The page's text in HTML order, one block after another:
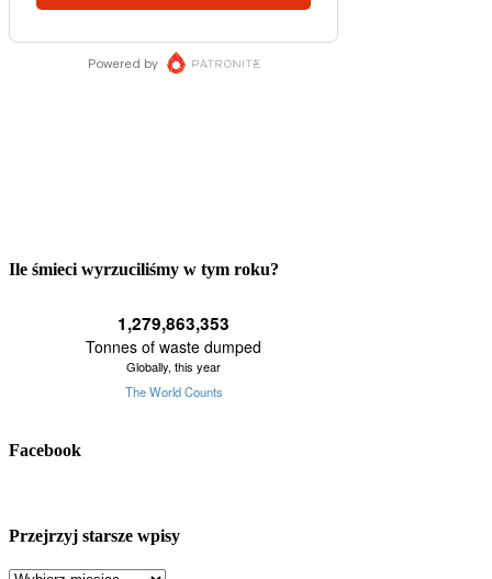
Ile śmieci wyrzuciliśmy w tym roku?
Facebook
Przejrzyj starsze wpisy